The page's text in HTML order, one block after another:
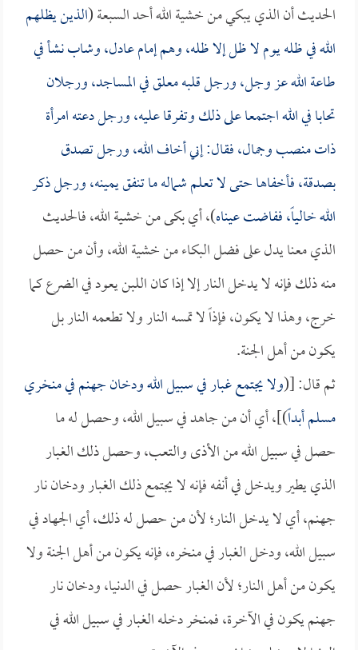
الحديث أن الذي يبكي من خشية الله أحد السبعة (الذين يظلهم
الله في ظله يوم لا ظل إلا ظله، وهم إمام عادل، وشاب نشأ في
طاعة الله عز وجل، ورجل قلبه معلق في المساجد، ورجلان
تحابا في الله اجتمعا على ذلك وتفرقا عليه، ورجل دعته امرأة
ذات منصب وجمال، فقال: إني أخاف الله، ورجل تصدق
بصدقة، فأخفاها حتى لا تعلم شماله ما تنفق يمينه، ورجل ذكر
الله خالياً، ففاضت عيناه)، أي بكى من خشية الله، فالحديث
الذي معنا يدل على فضل البكاء من خشية الله، وأن من حصل
منه ذلك فإنه لا يدخل النار إلا إذا كان اللبن يعود في الضرع كما
خرج، وهذا لا يكون، فإذاً لا تمسه النار ولا تطعمه النار بل
يكون من أهل الجنة.
ثم قال: [(ولا يجتمع غبار في سبيل الله ودخان جهنم في منخري
مسلم أبداً)]، أي أن من جاهد في سبيل الله، وحصل له ما
حصل في سبيل الله من الأذى والتعب، وحصل ذلك الغبار
الذي يطير ويدخل في أنفه فإنه لا يجتمع ذلك الغبار ودخان نار
جهنم، أي لا يدخل النار؛ لأن من حصل له ذلك، أي الجهاد في
سبيل الله، ودخل الغبار في منخره، فإنه يكون من أهل الجنة ولا
يكون من أهل النار؛ لأن الغبار حصل في الدنيا، ودخان نار
جهنم يكون في الآخرة، فمنخر دخله الغبار في سبيل الله في